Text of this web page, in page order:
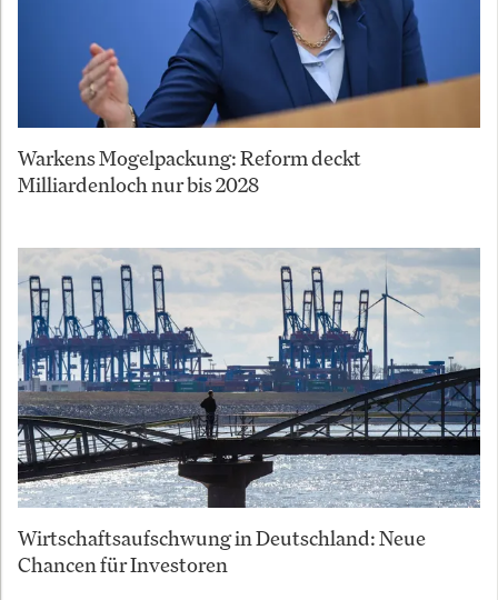
Warkens Mogelpackung: Reform deckt
Milliardenloch nur bis 2028
Wirtschaftsaufschwung in Deutschland: Neue
Chancen für Investoren